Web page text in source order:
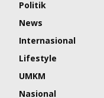
Politik
News
Internasional
Lifestyle
UMKM
Nasional